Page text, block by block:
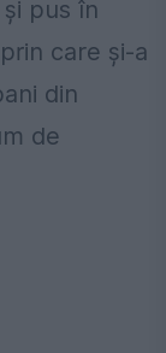
pus în
care şi-a
din
de